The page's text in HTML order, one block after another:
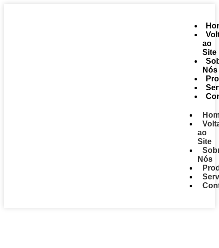
ao
Site
Nós
ao
Site
Nós